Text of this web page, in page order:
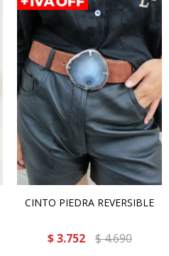
CINTO PIEDRA REVERSIBLE
$ 3.752 $4.690